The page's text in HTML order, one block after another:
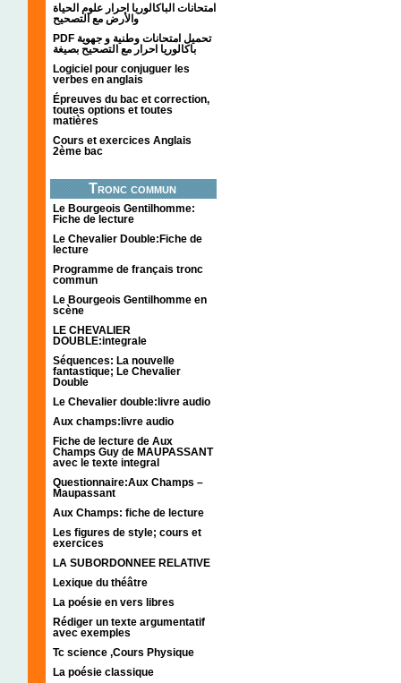
امتحانات الباكالوريا احرار علوم الحياة
والأرض مع التصحيح
PDF تحميل امتحانات وطنية و جهوية
باكالوريا احرار مع التصحيح بصيغة
Logiciel pour conjuguer les
verbes en anglais
Épreuves du bac et correction,
toutes options et toutes
matières
Cours et exercices Anglais
2ème bac
Tronc commun
Le Bourgeois Gentilhomme:
Fiche de lecture
Le Chevalier Double:Fiche de
lecture
Programme de français tronc
commun
Le Bourgeois Gentilhomme en
scène
LE CHEVALIER
DOUBLE:integrale
Séquences: La nouvelle
fantastique; Le Chevalier
Double
Le Chevalier double:livre audio
Aux champs:livre audio
Fiche de lecture de Aux
Champs Guy de MAUPASSANT
avec le texte integral
Questionnaire:Aux Champs –
Maupassant
Aux Champs: fiche de lecture
Les figures de style; cours et
exercices
LA SUBORDONNEE RELATIVE
Lexique du théâtre
La poésie en vers libres
Rédiger un texte argumentatif
avec exemples
Tc science ,Cours Physique
La poésie classique